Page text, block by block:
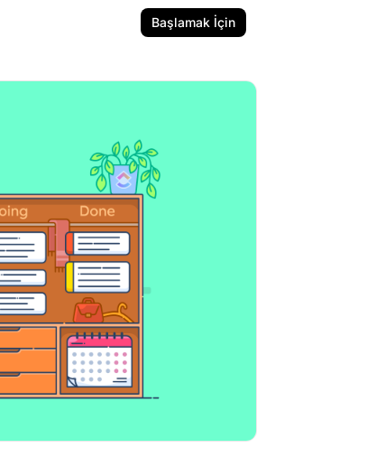
Başlamak İçin